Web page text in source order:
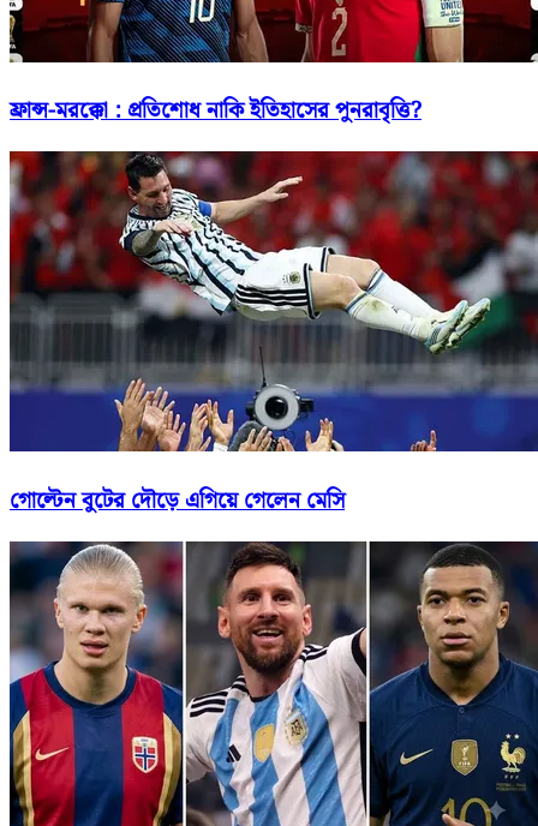
ফ্রান্স-মরক্কো : প্রতিশোধ নাকি ইতিহাসের পুনরাবৃত্তি?
গোল্টেন বুটের দৌড়ে এগিয়ে গেলেন মেসি